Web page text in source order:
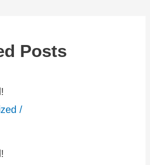
Posts
/